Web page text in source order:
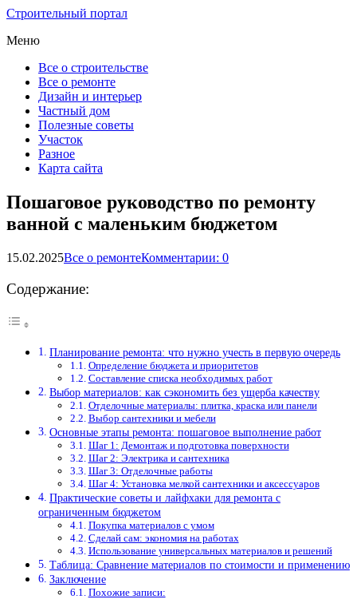
Строительный портал
Меню
Все о строительстве
Все о ремонте
Дизайн и интерьер
Частный дом
Полезные советы
Участок
Разное
Карта сайта
Пошаговое руководство по ремонту
ванной с маленьким бюджетом
15.02.2025Все о ремонтеКомментарии: 0
Содержание:
Планирование ремонта: что нужно учесть в первую очередь
Определение бюджета и приоритетов
Составление списка необходимых работ
Выбор материалов: как сэкономить без ущерба качеству
Отделочные материалы: плитка, краска или панели
Выбор сантехники и мебели
Основные этапы ремонта: пошаговое выполнение работ
Шаг 1: Демонтаж и подготовка поверхности
Шаг 2: Электрика и сантехника
Шаг 3: Отделочные работы
Шаг 4: Установка мелкой сантехники и аксессуаров
Практические советы и лайфхаки для ремонта с
ограниченным бюджетом
Покупка материалов с умом
Сделай сам: экономия на работах
Использование универсальных материалов и решений
Таблица: Сравнение материалов по стоимости и применению
Заключение
Похожие записи: